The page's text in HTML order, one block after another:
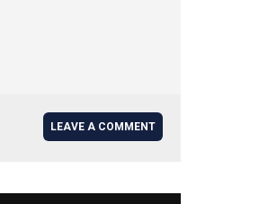
LEAVE A COMMENT